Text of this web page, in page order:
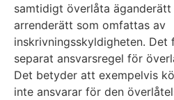
samtidigt överlåta
arrenderätt som omfattas av
inskrivningsskyldigheten. Det
separat ansvarsregel för
Det betyder att exempelvis
inte ansvarar för den